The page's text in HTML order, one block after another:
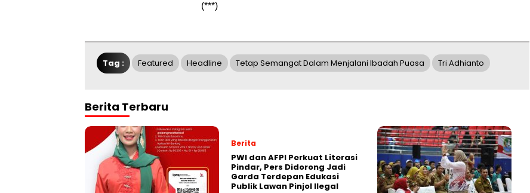
(***)
Tag : Featured Headline Tetap Semangat Dalam Menjalani Ibadah Puasa Tri Adhianto
Berita Terbaru
Berita
PWI dan AFPI Perkuat Literasi
Pindar, Pers Didorong Jadi
Garda Terdepan Edukasi
Publik Lawan Pinjol Ilegal